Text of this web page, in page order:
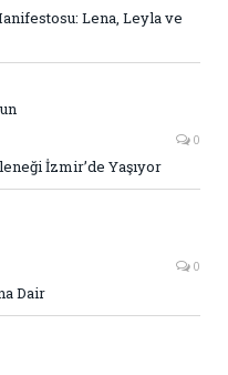
Lena, Leyla ve
0
İzmir’de Yaşıyor
0
Dair